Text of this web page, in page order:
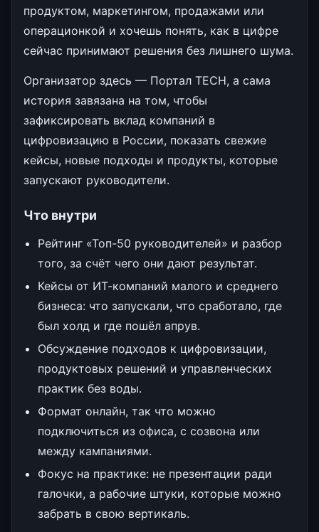
продуктом, маркетингом, продажами или
операционкой и хочешь понять, как в цифре
сейчас принимают решения без лишнего шума.
Организатор здесь — Портал TECH, а сама
история завязана на том, чтобы
зафиксировать вклад компаний в
цифровизацию в России, показать свежие
кейсы, новые подходы и продукты, которые
запускают руководители.
Что внутри
Рейтинг «Топ-50 руководителей» и разбор
того, за счёт чего они дают результат.
Кейсы от ИТ-компаний малого и среднего
бизнеса: что запускали, что сработало, где
был холд и где пошёл апрув.
Обсуждение подходов к цифровизации,
продуктовых решений и управленческих
практик без воды.
Формат онлайн, так что можно
подключиться из офиса, с созвона или
между кампаниями.
Фокус на практике: не презентации ради
галочки, а рабочие штуки, которые можно
забрать в свою вертикаль.